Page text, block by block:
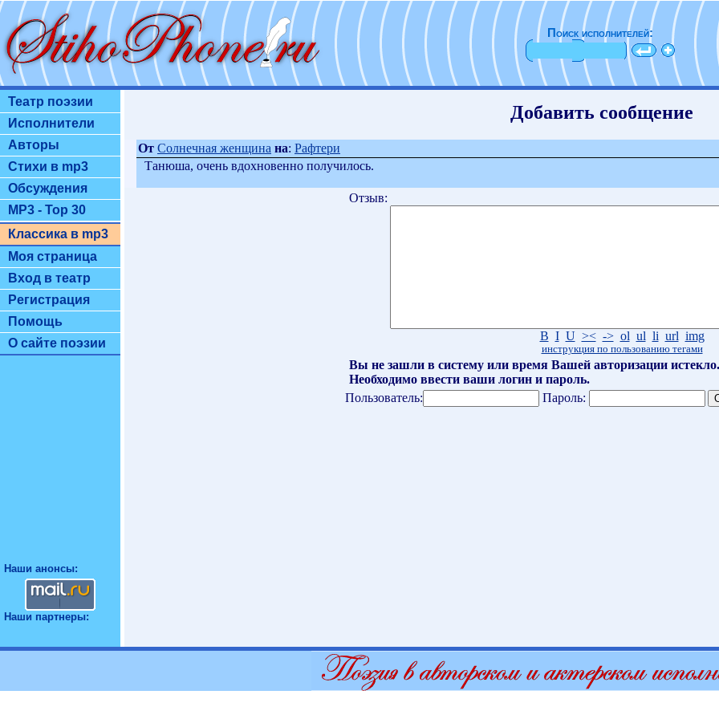
Поиск исполнителей:
Театр поэзии
Исполнители
Авторы
Стихи в mp3
Обсуждения
MP3 - Top 30
Классика в mp3
Моя страница
Вход в театр
Регистрация
Помощь
О сайте поэзии
Наши анонсы:
Наши партнеры:
Добавить сообщение
От Солнечная женщина на: Рафтери
Танюша, очень вдохновенно получилось.
Отзыв:
B I U >< -> ol ul li url img
инструкция по пользованию тегами
Вы не зашли в систему или время Вашей авторизации истекло.
Необходимо ввести ваши логин и пароль.
Пользователь:
Пароль: